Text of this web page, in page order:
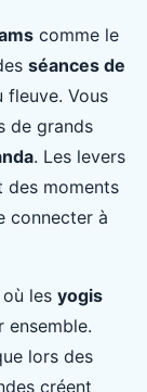
comme le
séances de
fleuve. Vous
de grands
. Les levers
des moments
connecter à
les yogis
ensemble.
lors des
créent